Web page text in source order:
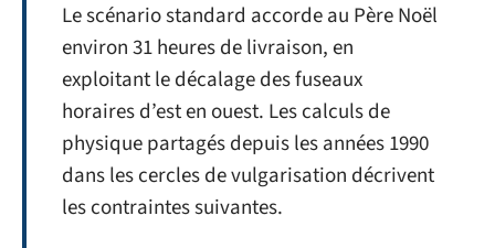
Le scénario standard accorde au Père Noël
environ 31 heures de livraison, en
exploitant le décalage des fuseaux
horaires d’est en ouest. Les calculs de
physique partagés depuis les années 1990
dans les cercles de vulgarisation décrivent
les contraintes suivantes.